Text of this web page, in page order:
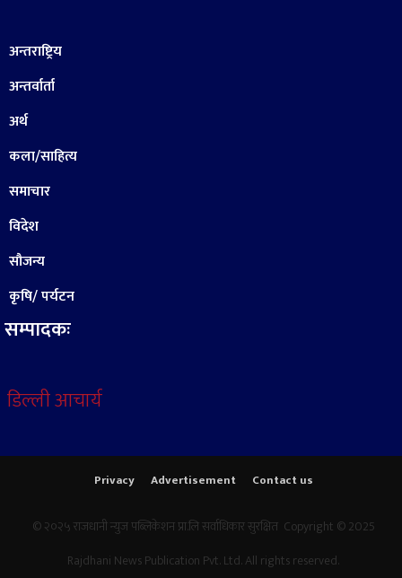
अन्तराष्ट्रिय
अन्तर्वार्ता
अर्थ
कला/साहित्य
समाचार
विदेश
सौजन्य
कृषि/ पर्यटन
सम्पादकः
डिल्ली आचार्य
Privacy Advertisement Contact us
© २०२५ राजधानी न्युज पब्लिकेशन प्रा.लि सर्वाधिकार सुरक्षित Copyright © 2025
Rajdhani News Publication Pvt. Ltd. All rights reserved.